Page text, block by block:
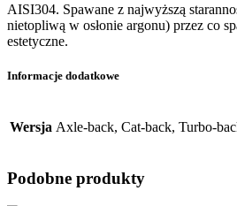
AISI304. Spawane z najwyższą
nietopliwą w osłonie argonu) przez co
estetyczne.
Informacje dodatkowe
Wersja Axle-back, Cat-back, Turbo-
Podobne produkty